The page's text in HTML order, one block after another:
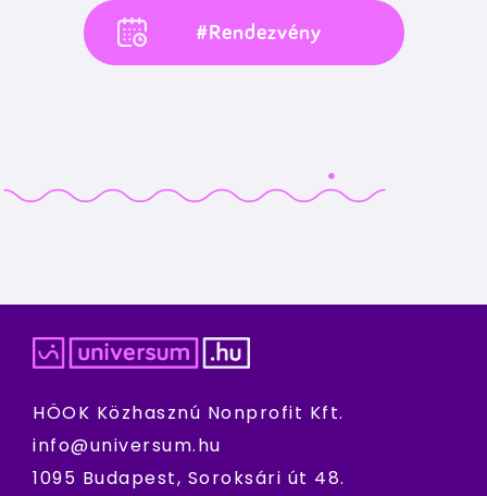
#Rendezvény
HÖOK Közhasznú Nonprofit Kft.
info@universum.hu
1095 Budapest, Soroksári út 48.